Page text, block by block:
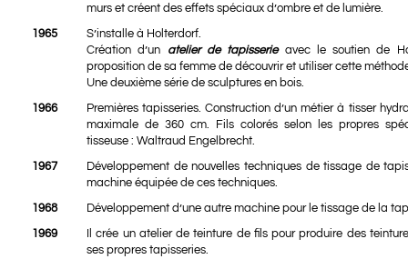
murs et créent des effets spéciaux d’ombre et de lumière.
1965
S’installe à Holterdorf.
Création d’un atelier de tapisserieavec le soutien de
proposition de sa femme de découvrir et utiliser cette
Une deuxième série de sculptures en bois.
1966
Premières tapisseries. Construction d’un métier à tisser
maximale de 360 cm. Fils colorés selon les propres
tisseuse : Waltraud Engelbrecht.
1967
Développement de nouvelles techniques de tissage de
machine équipée de ces techniques.
1968
Développement d’une autre machine pour le tissage de la
1969
Il crée un atelier de teinture de fils pour produire des
ses propres tapisseries.